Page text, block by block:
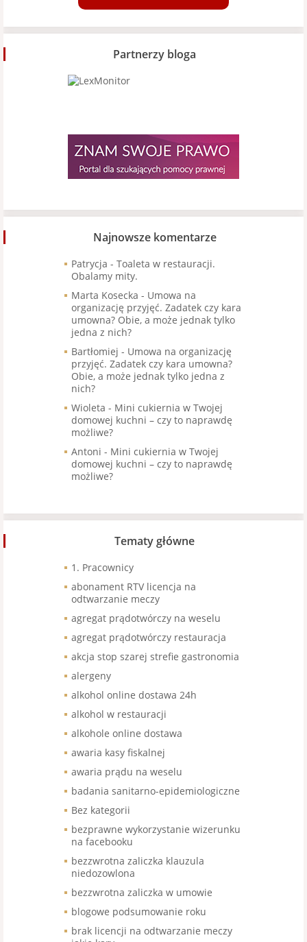
Partnerzy bloga
Najnowsze komentarze
Patrycja - Toaleta w restauracji.
Obalamy mity.
Marta Kosecka - Umowa na
organizację przyjęć. Zadatek czy kara
umowna? Obie, a może jednak tylko
jedna z nich?
Bartłomiej - Umowa na organizację
przyjęć. Zadatek czy kara umowna?
Obie, a może jednak tylko jedna z
nich?
Wioleta - Mini cukiernia w Twojej
domowej kuchni – czy to naprawdę
możliwe?
Antoni - Mini cukiernia w Twojej
domowej kuchni – czy to naprawdę
możliwe?
Tematy główne
1. Pracownicy
abonament RTV licencja na
odtwarzanie meczy
agregat prądotwórczy na weselu
agregat prądotwórczy restauracja
akcja stop szarej strefie gastronomia
alergeny
alkohol online dostawa 24h
alkohol w restauracji
alkohole online dostawa
awaria kasy fiskalnej
awaria prądu na weselu
badania sanitarno-epidemiologiczne
Bez kategorii
bezprawne wykorzystanie wizerunku
na facebooku
bezzwrotna zaliczka klauzula
niedozowlona
bezzwrotna zaliczka w umowie
blogowe podsumowanie roku
brak licencji na odtwarzanie meczy